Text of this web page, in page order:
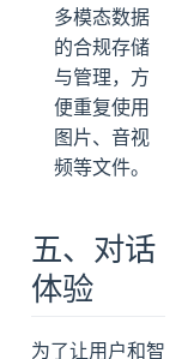
多模态数据
的合规存储
与管理，方
便重复使用
图片、音视
频等文件。
五、对话
体验
为了让用户和智